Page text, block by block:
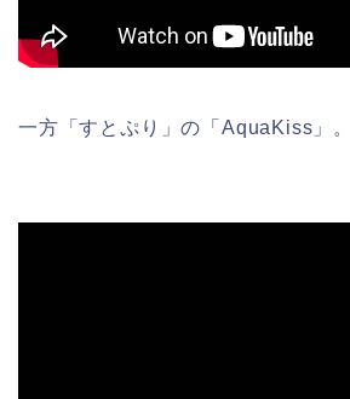
一方「すとぷり」の「AquaKiss」。